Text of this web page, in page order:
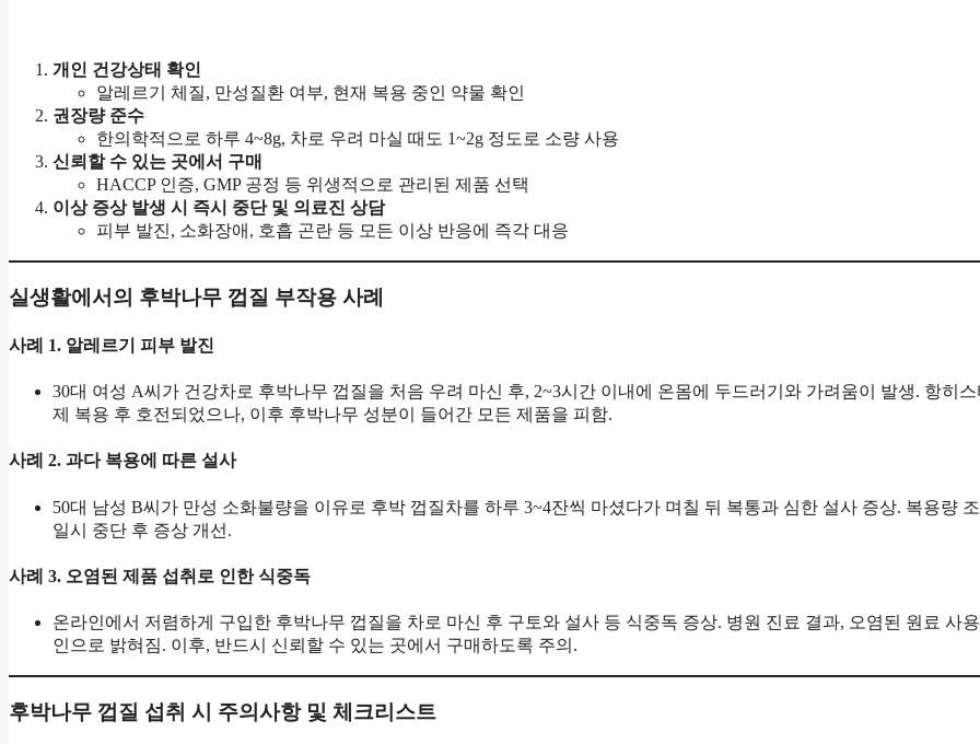
개인 건강상태 확인
알레르기 체질, 만성질환 여부, 현재 복용 중인 약물 확인
권장량 준수
한의학적으로 하루 4~8g, 차로 우려 마실 때도 1~2g 정도로 소량 사용
신뢰할 수 있는 곳에서 구매
HACCP 인증, GMP 공정 등 위생적으로 관리된 제품 선택
이상 증상 발생 시 즉시 중단 및 의료진 상담
피부 발진, 소화장애, 호흡 곤란 등 모든 이상 반응에 즉각 대응
실생활에서의 후박나무 껍질 부작용 사례
사례 1. 알레르기 피부 발진
30대 여성 A씨가 건강차로 후박나무 껍질을 처음 우려 마신 후, 2~3시간 이내에 온몸에 두드러기와 가려움이 발생. 항히
제 복용 후 호전되었으나, 이후 후박나무 성분이 들어간 모든 제품을 피함.
사례 2. 과다 복용에 따른 설사
50대 남성 B씨가 만성 소화불량을 이유로 후박 껍질차를 하루 3~4잔씩 마셨다가 며칠 뒤 복통과 심한 설사 증상. 복용량
일시 중단 후 증상 개선.
사례 3. 오염된 제품 섭취로 인한 식중독
온라인에서 저렴하게 구입한 후박나무 껍질을 차로 마신 후 구토와 설사 등 식중독 증상. 병원 진료 결과, 오염된 원료 사
인으로 밝혀짐. 이후, 반드시 신뢰할 수 있는 곳에서 구매하도록 주의.
후박나무 껍질 섭취 시 주의사항 및 체크리스트